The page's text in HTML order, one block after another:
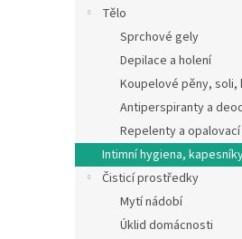
Tělo
Sprchové gely
Depilace a holení
Koupelové pěny, soli,
Antiperspiranty a
Repelenty a
Intimní hygiena,
Čisticí prostředky
Mytí nádobí
Úklid domácnosti